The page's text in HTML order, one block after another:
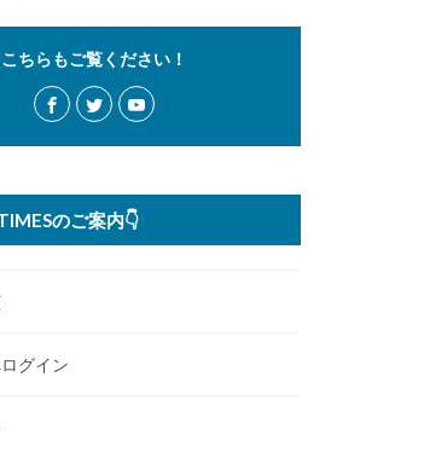
こちらもご覧ください！
のご案内👇
グイン